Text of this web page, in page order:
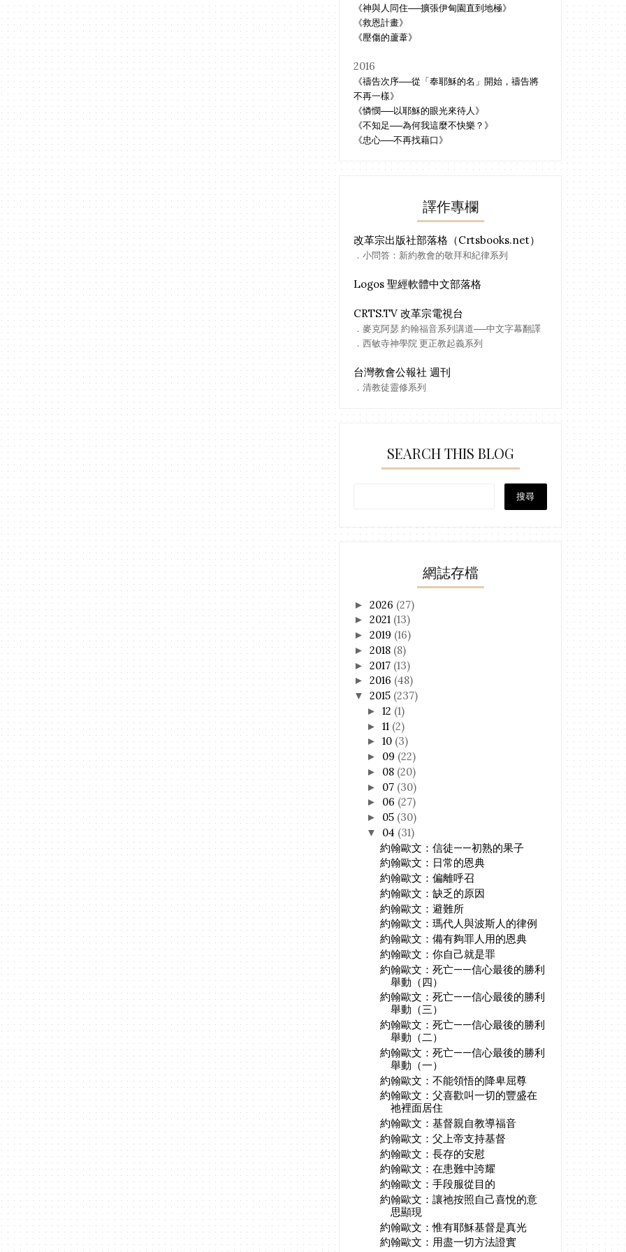
《神與人同住──擴張伊甸園直到地極》
《救恩計畫》
《壓傷的蘆葦》
2016
《禱告次序──從「奉耶穌的名」開始，禱告將
不再一樣》
《憐憫──以耶穌的眼光來待人》
《不知足──為何我這麼不快樂？》
《忠心──不再找藉口》
譯作專欄
改革宗出版社部落格（Crtsbooks.net）
．小問答：新約教會的敬拜和紀律系列
Logos 聖經軟體中文部落格
CRTS.TV 改革宗電視台
．麥克阿瑟 約翰福音系列講道──中文字幕翻譯
．西敏寺神學院 更正教起義系列
台灣教會公報社 週刊
．清教徒靈修系列
SEARCH THIS BLOG
網誌存檔
► 2026 (27)
► 2021 (13)
► 2019 (16)
► 2018 (8)
► 2017 (13)
► 2016 (48)
▼ 2015 (237)
► 12 (1)
► 11 (2)
► 10 (3)
► 09 (22)
► 08 (20)
► 07 (30)
► 06 (27)
► 05 (30)
▼ 04 (31)
約翰歐文：信徒——初熟的果子
約翰歐文：日常的恩典
約翰歐文：偏離呼召
約翰歐文：缺乏的原因
約翰歐文：避難所
約翰歐文：瑪代人與波斯人的律例
約翰歐文：備有夠罪人用的恩典
約翰歐文：你自己就是罪
約翰歐文：死亡——信心最後的勝利
舉動（四）
約翰歐文：死亡——信心最後的勝利
舉動（三）
約翰歐文：死亡——信心最後的勝利
舉動（二）
約翰歐文：死亡——信心最後的勝利
舉動（一）
約翰歐文：不能領悟的降卑屈尊
約翰歐文：父喜歡叫一切的豐盛在
祂裡面居住
約翰歐文：基督親自教導福音
約翰歐文：父上帝支持基督
約翰歐文：長存的安慰
約翰歐文：在患難中誇耀
約翰歐文：手段服從目的
約翰歐文：讓祂按照自己喜悅的意
思顯現
約翰歐文：惟有耶穌基督是真光
約翰歐文：用盡一切方法證實